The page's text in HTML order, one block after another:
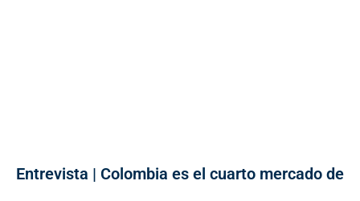
Entrevista | Colombia es el cuarto mercado de